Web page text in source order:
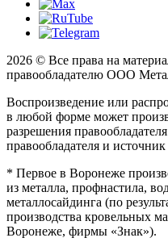
2026 © Все права на
правообладателю ООО
Воспроизведение или
в любой форме может
разрешения
правообладателя и
* Первое в Воронеже
из металла, профнастила,
металлосайдинга (по
производства кровельных
Воронеже, фирмы «Знак»).